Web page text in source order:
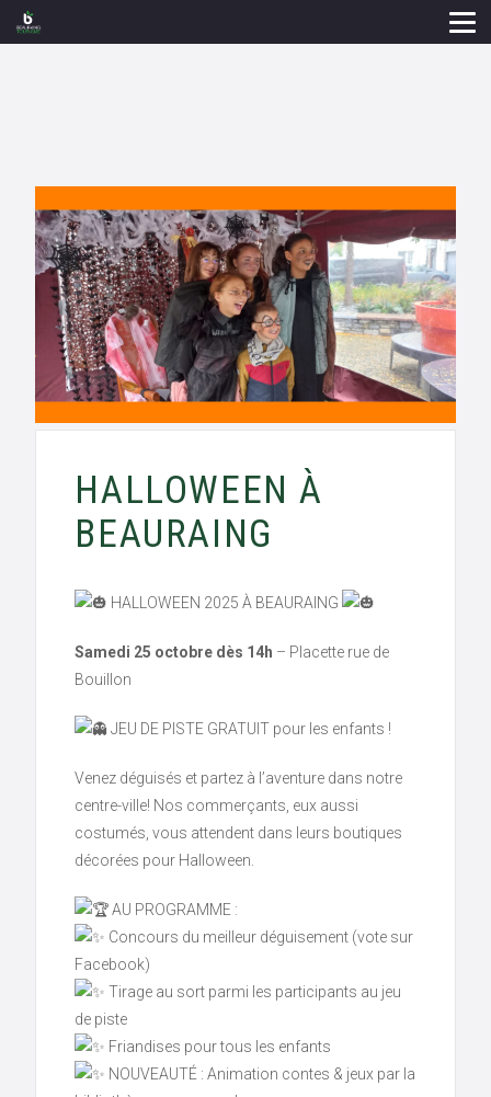
HALLOWEEN À
BEAURAING
HALLOWEEN 2025 À BEAURAING
Samedi 25 octobre dès 14h – Placette rue de
Bouillon
JEU DE PISTE GRATUIT pour les enfants !
Venez déguisés et partez à l’aventure dans notre
centre-ville! Nos commerçants, eux aussi
costumés, vous attendent dans leurs boutiques
décorées pour Halloween.
AU PROGRAMME :
Concours du meilleur déguisement (vote sur
Facebook)
Tirage au sort parmi les participants au jeu
de piste
Friandises pour tous les enfants
NOUVEAUTÉ : Animation contes & jeux par la